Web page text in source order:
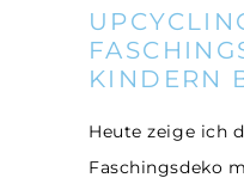
KINDERN
Heute zeige ich
Faschingsdeko